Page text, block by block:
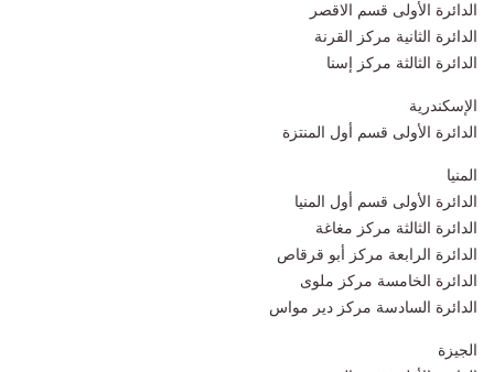
الدائرة الأولى قسم الاقصر
الدائرة الثانية مركز القرنة
الدائرة الثالثة مركز إسنا
الإسكندرية
الدائرة الأولى قسم أول المنتزة
المنيا
الدائرة الأولى قسم أول المنيا
الدائرة الثالثة مركز مغاغة
الدائرة الرابعة مركز أبو قرقاص
الدائرة الخامسة مركز ملوى
الدائرة السادسة مركز دير مواس
الجيزة